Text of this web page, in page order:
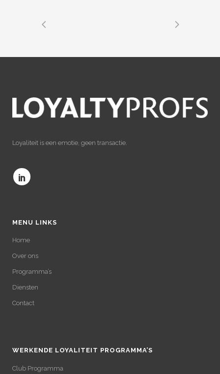
Loyaliteit is een emotie, geen transactie.
MENU LINKS
Home
Over ons
Programma’s
Diensten
Contact
WERKENDE LOYALITEIT PROGRAMMA’S
Club Programma